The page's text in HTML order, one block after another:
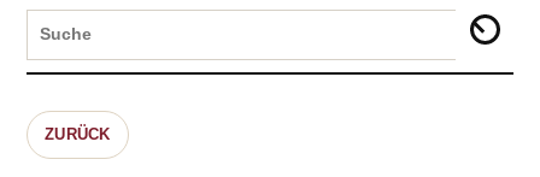
ZURÜCK